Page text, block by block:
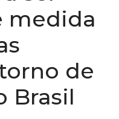
Latitude
Clube
Wellhub
medida
de
Brasil